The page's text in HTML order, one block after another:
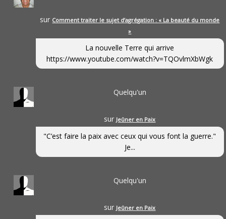
sur Comment traiter le sujet d’agrégation : « La beauté du monde
»
La nouvelle Terre qui arrive
https://www.youtube.com/watch?v=TQOvlmXbWgk
Quelqu'un
sur Jeûner en Paix
"C’est faire la paix avec ceux qui vous font la guerre."
Je...
Quelqu'un
sur Jeûner en Paix